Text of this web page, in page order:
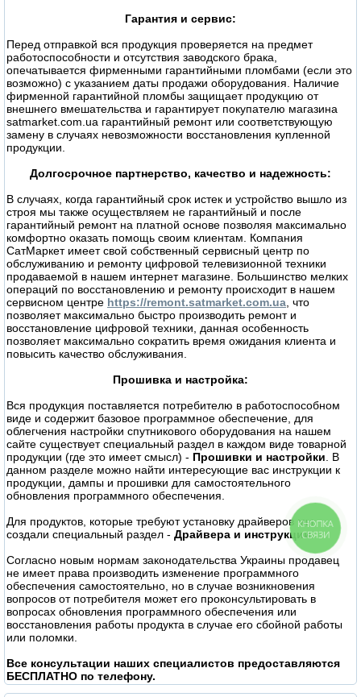
Гарантия и сервис:
Перед отправкой вся продукция проверяется на предмет
работоспособности и отсутствия заводского брака,
опечатывается фирменными гарантийными пломбами (если это
возможно) с указанием даты продажи оборудования. Наличие
фирменной гарантийной пломбы защищает продукцию от
внешнего вмешательства и гарантирует покупателю магазина
satmarket.com.ua гарантийный ремонт или соответствующую
замену в случаях невозможности восстановления купленной
продукции.
Долгосрочное партнерство, качество и надежность:
В случаях, когда гарантийный срок истек и устройство вышло из
строя мы также осуществляем не гарантийный и после
гарантийный ремонт на платной основе позволяя максимально
комфортно оказать помощь своим клиентам. Компания
СатМаркет имеет свой собственный сервисный центр по
обслуживанию и ремонту цифровой телевизионной техники
продаваемой в нашем интернет магазине. Большинство мелких
операций по восстановлению и ремонту происходит в нашем
сервисном центре https://remont.satmarket.com.ua , что
позволяет максимально быстро производить ремонт и
восстановление цифровой техники, данная особенность
позволяет максимально сократить время ожидания клиента и
повысить качество обслуживания.
Прошивка и настройка:
Вся продукция поставляется потребителю в работоспособном
виде и содержит базовое программное обеспечение, для
облегчения настройки спутникового оборудования на нашем
сайте существует специальный раздел в каждом виде товарной
продукции (где это имеет смысл) - Прошивки и настройки . В
данном разделе можно найти интересующие вас инструкции к
продукции, дампы и прошивки для самостоятельного
обновления программного обеспечения.
Для продуктов, которые требуют установку драйверов мы
создали специальный раздел - Драйвера и инструкции.
Согласно новым нормам законодательства Украины продавец
не имеет права производить изменение программного
обеспечения самостоятельно, но в случае возникновения
вопросов от потребителя может его проконсультировать в
вопросах обновления программного обеспечения или
восстановления работы продукта в случае его сбойной работы
или поломки.
Все консультации наших специалистов предоставляются
БЕСПЛАТНО по телефону.
КНОПКА
СВЯЗИ